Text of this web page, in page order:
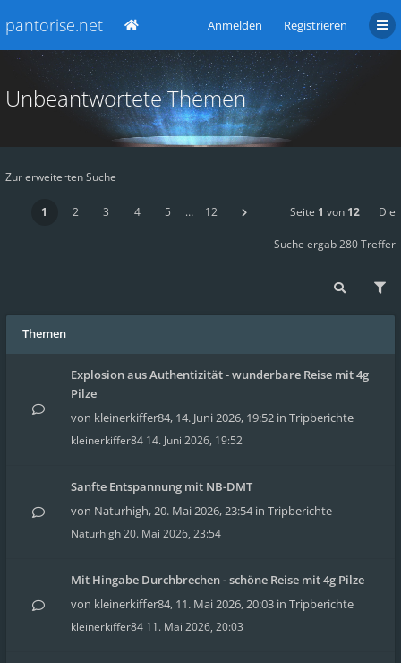
pantorise.net Anmelden Registrieren
Unbeantwortete Themen
Zur erweiterten Suche
1 2 3 4 5 … 12 Seite 1 von 12 Die
Suche ergab 280 Treffer
Themen
Explosion aus Authentizität - wunderbare Reise mit 4g
Pilze
von kleinerkiffer84, 14. Juni 2026, 19:52 in Tripberichte
kleinerkiffer84 14. Juni 2026, 19:52
Sanfte Entspannung mit NB-DMT
von Naturhigh,20. Mai 2026, 23:54in Tripberichte
Naturhigh20. Mai 2026, 23:54
Mit Hingabe Durchbrechen - schöne Reise mit 4g Pilze
von kleinerkiffer84, 11. Mai 2026, 20:03 in Tripberichte
kleinerkiffer84 11. Mai 2026, 20:03